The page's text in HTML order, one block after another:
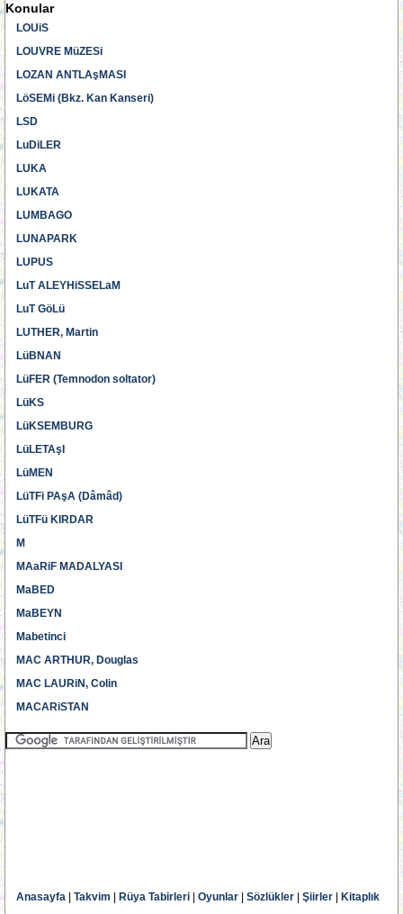
Konular
LOUiS
LOUVRE MüZESi
LOZAN ANTLAşMASI
LöSEMi (Bkz. Kan Kanseri)
LSD
LuDiLER
LUKA
LUKATA
LUMBAGO
LUNAPARK
LUPUS
LuT ALEYHiSSELaM
LuT GöLü
LUTHER, Martin
LüBNAN
LüFER (Temnodon soltator)
LüKS
LüKSEMBURG
LüLETAşI
LüMEN
LüTFi PAşA (Dâmâd)
LüTFü KIRDAR
M
MAaRiF MADALYASI
MaBED
MaBEYN
Mabetinci
MAC ARTHUR, Douglas
MAC LAURiN, Colin
MACARiSTAN
Anasayfa Takvim Rüya Tabirleri Oyunlar Sözlükler Şiirler Kitaplık